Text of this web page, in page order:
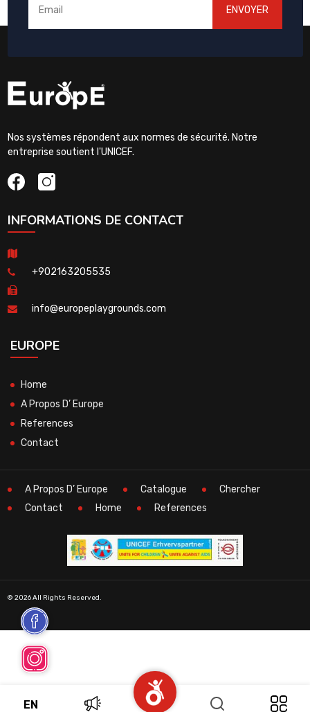
EN
ENVOYER
Nos systèmes répondent aux normes de sécurité. Notre
entreprise soutient l'UNICEF.
INFORMATIONS DE CONTACT
+902163205535
info@europeplaygrounds.com
EUROPE
Home
A Propos D’ Europe
References
Contact
A Propos D’ Europe Catalogue
Chercher
Contact
Home References
© 2026 All Rights Reserved.